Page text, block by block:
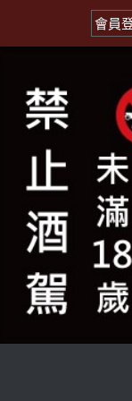
會員